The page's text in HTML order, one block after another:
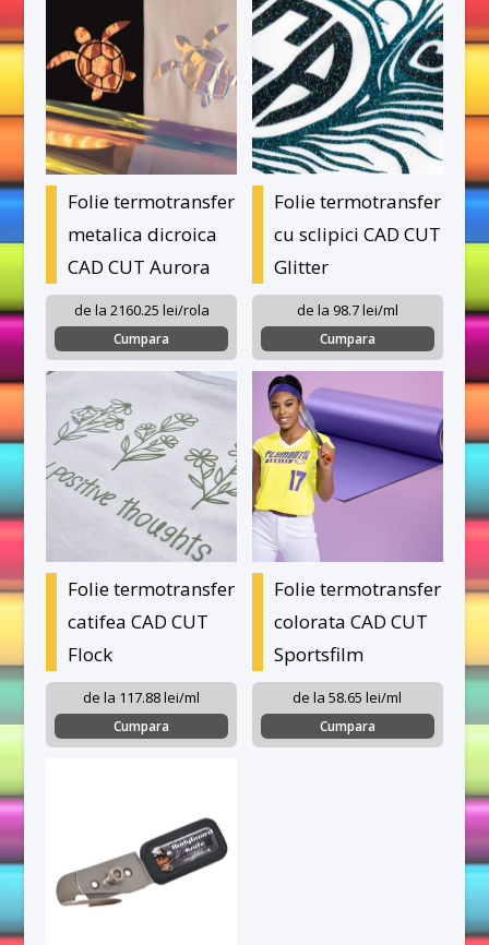
Folie termotransfer
metalica dicroica
CAD CUT Aurora
de la 2160.25 lei/rola
Cumpara
Folie termotransfer
cu sclipici CAD CUT
Glitter
de la 98.7 lei/ml
Cumpara
Folie termotransfer
catifea CAD CUT
Flock
de la 117.88 lei/ml
Cumpara
Folie termotransfer
colorata CAD CUT
Sportsfilm
de la 58.65 lei/ml
Cumpara